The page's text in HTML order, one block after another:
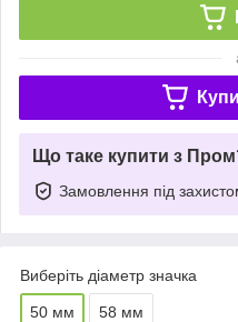
Що таке купити з
Замовлення під
Виберіть діаметр значка
50 мм 58 мм